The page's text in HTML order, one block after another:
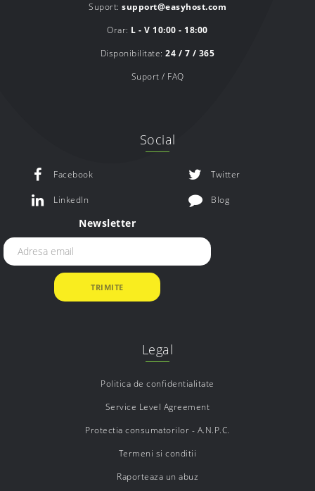
Legal
Politica de confidentialitate
Service Level Agreement
Protectia consumatorilor - A.N.P.C.
Termeni si conditii
Raporteaza un abuz
Suport: support@easyhost.com
Orar: L - V 10:00 - 18:00
Disponibilitate:24 / 7 / 365
Suport / FAQ
Social
Facebook Twitter
LinkedIn Blog
Newsletter